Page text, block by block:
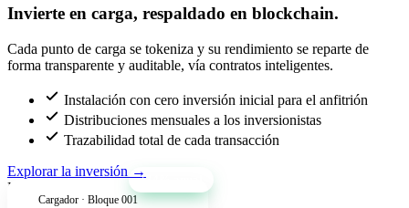
Invierte en carga, respaldado en blockchain.
Cada punto de carga se tokeniza y su rendimiento se reparte de
forma transparente y auditable, vía contratos inteligentes.
Instalación con cero inversión inicial para el anfitrión
Distribuciones mensuales a los inversionistas
Trazabilidad total de cada transacción
Explorar la inversión →
+34% anual
Cargador · Bloque 001
Productos